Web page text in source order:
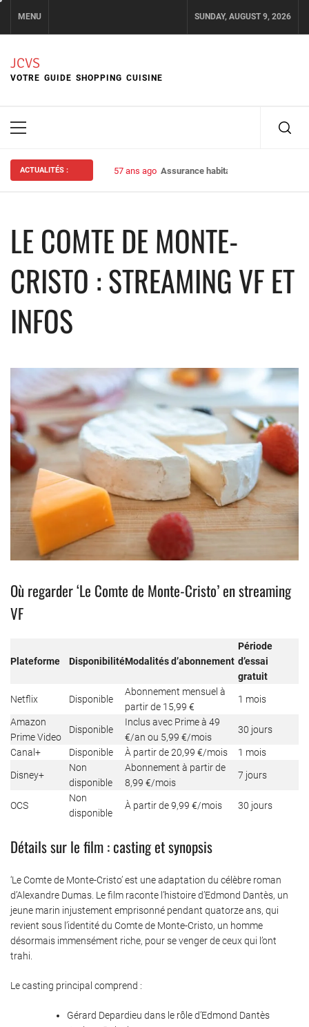
content
MENU SUNDAY, AUGUST 9, 2026
JCVS
VOTRE GUIDE SHOPPING CUISINE
Primary
ACTUALITÉS : 57 ans ago Assurance habitation : bien choisir
LE COMTE DE MONTE-
CRISTO : STREAMING VF ET
INFOS
Où regarder ‘Le Comte de Monte-Cristo’ en streaming
VF
Plateforme DisponibilitéModalités d’abonnement
Période
d’essai
gratuit
Netflix Disponible
Abonnement mensuel à
partir de 15,99 €
1 mois
Amazon
Prime Video
Disponible
Inclus avec Prime à 49
€/an ou 5,99 €/mois
30 jours
Canal+ Disponible À partir de 20,99 €/mois 1 mois
Disney+
Non
disponible
Abonnement à partir de
8,99 €/mois
7 jours
OCS
Non
disponible
À partir de 9,99 €/mois 30 jours
Détails sur le film : casting et synopsis
‘Le Comte de Monte-Cristo’ est une adaptation du célèbre roman
d’Alexandre Dumas. Le film raconte l’histoire d’Edmond Dantès, un
jeune marin injustement emprisonné pendant quatorze ans, qui
revient sous l’identité du Comte de Monte-Cristo, un homme
désormais immensément riche, pour se venger de ceux qui l’ont
trahi.
Le casting principal comprend :
Gérard Depardieu dans le rôle d’Edmond Dantès